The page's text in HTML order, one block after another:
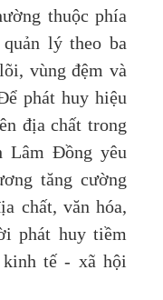
thuộc phía
lý theo ba
vùng đệm và
phát huy hiệu
địa chất trong
Lâm Đồng yêu
tăng cường
chất, văn hóa,
phát huy tiềm
tế - xã hội